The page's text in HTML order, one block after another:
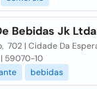
Bebidas Jk Ltda
702 | Cidade Da
59070-10
bebidas